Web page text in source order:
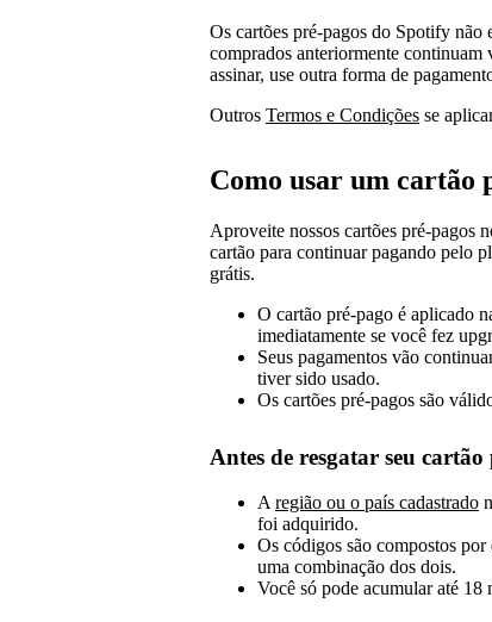
Os cartões pré-pagos do Spotify não
comprados anteriormente continuam
assinar, use outra forma de
Outros Termos e Condições se
Como usar um cartão
Aproveite nossos cartões pré-pagos
cartão para continuar pagando pelo
grátis.
O cartão pré‑pago é aplicado
imediatamente se você fez
Seus pagamentos vão
tiver sido usado.
Os cartões pré‑pagos são
Antes de resgatar seu cartão
Aregião ou o país cadastrado
foi adquirido.
Os códigos são compostos
uma combinação dos dois.
Você só pode acumular até 18